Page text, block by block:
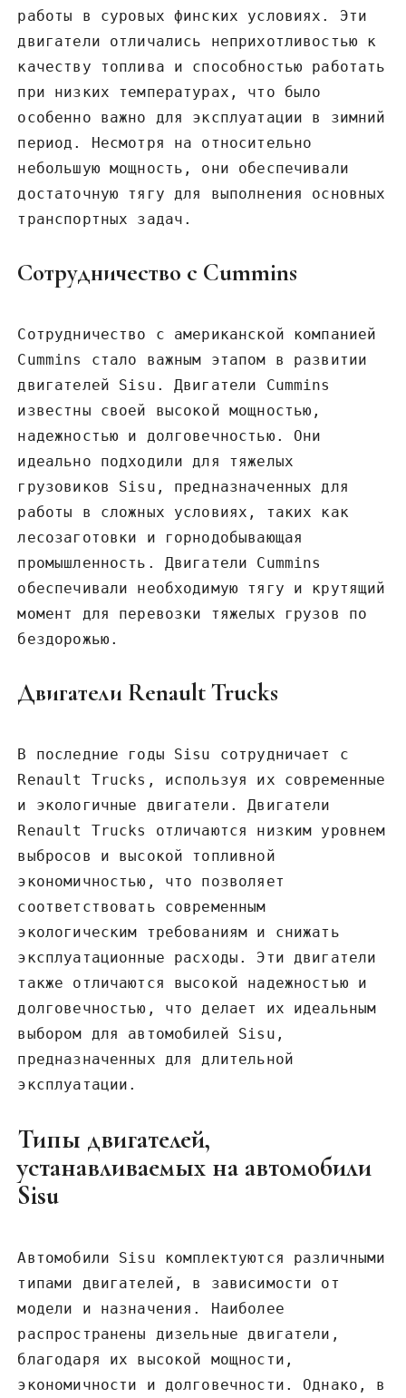
работы в суровых финских условиях. Эти
двигатели отличались неприхотливостью к
качеству топлива и способностью работать
при низких температурах‚ что было
особенно важно для эксплуатации в зимний
период. Несмотря на относительно
небольшую мощность‚ они обеспечивали
достаточную тягу для выполнения основных
транспортных задач.
Сотрудничество с Cummins
Сотрудничество с американской компанией
Cummins стало важным этапом в развитии
двигателей Sisu. Двигатели Cummins
известны своей высокой мощностью‚
надежностью и долговечностью. Они
идеально подходили для тяжелых
грузовиков Sisu‚ предназначенных для
работы в сложных условиях‚ таких как
лесозаготовки и горнодобывающая
промышленность. Двигатели Cummins
обеспечивали необходимую тягу и крутящий
момент для перевозки тяжелых грузов по
бездорожью.
Двигатели Renault Trucks
В последние годы Sisu сотрудничает с
Renault Trucks‚ используя их современные
и экологичные двигатели. Двигатели
Renault Trucks отличаются низким уровнем
выбросов и высокой топливной
экономичностью‚ что позволяет
соответствовать современным
экологическим требованиям и снижать
эксплуатационные расходы. Эти двигатели
также отличаются высокой надежностью и
долговечностью‚ что делает их идеальным
выбором для автомобилей Sisu‚
предназначенных для длительной
эксплуатации.
Типы двигателей‚
устанавливаемых на автомобили
Sisu
Автомобили Sisu комплектуются различными
типами двигателей‚ в зависимости от
модели и назначения. Наиболее
распространены дизельные двигатели‚
благодаря их высокой мощности‚
экономичности и долговечности. Однако‚ в